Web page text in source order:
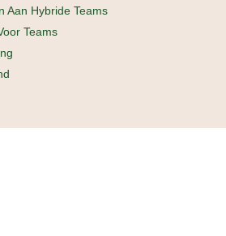
Aan Hybride Teams
Teams